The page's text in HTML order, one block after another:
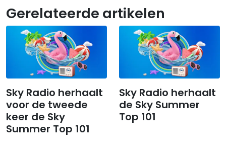
Gerelateerde artikelen
Sky Radio herhaalt
voor de tweede
keer de Sky
Summer Top 101
Sky Radio herhaalt
de Sky Summer
Top 101